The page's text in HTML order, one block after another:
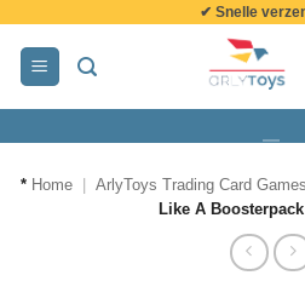
inhoud
✔ Snelle
* Home ArlyToys Trading Card Games
Like A